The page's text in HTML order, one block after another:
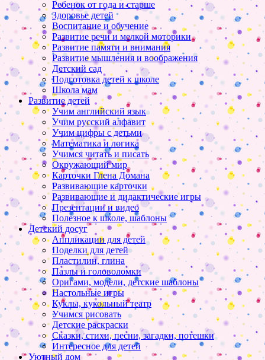
Ребенок от года и старше
Здоровье детей
Воспитание и обучение
Развитие речи и мелкой моторики
Развитие памяти и внимания
Развитие мышления и воображения
Детский сад
Подготовка детей к школе
Школа мам
Развитие детей
Учим английский язык
Учим русский алфавит
Учим цифры с детьми
Математика и логика
Учимся читать и писать
Окружающий мир
Карточки Глена Домана
Развивающие карточки
Развивающие и дидактические игры
Презентации и видео
Полезное к школе, шаблоны
Детский досуг
Аппликации для детей
Поделки для детей
Пластилин, глина
Пазлы и головоломки
Оригами, модели, детские шаблоны
Настольные игры
Куклы, кукольный театр
Учимся рисовать
Детские раскраски
Сказки, стихи, песни, загадки, потешки
Интересное для детей
Уютный дом